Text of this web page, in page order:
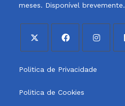
meses. Disponível brevemente.
in
new
in
new
in
new
Politica de Privacidade
Politica de Cookies